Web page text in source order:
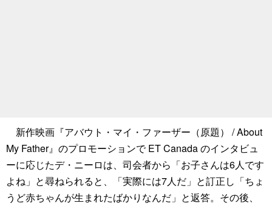
新作映画『アバウト・マイ・ファーザー（原題） / About
My Father』のプロモーションで ET Canada のインタビュ
ーに応じたデ・ニーロは、司会者から「お子さんは6人です
よね」と尋ねられると、「実際には7人だ」と訂正し「ちょ
うど赤ちゃんが生まれたばかりなんだ」と返答。その後、